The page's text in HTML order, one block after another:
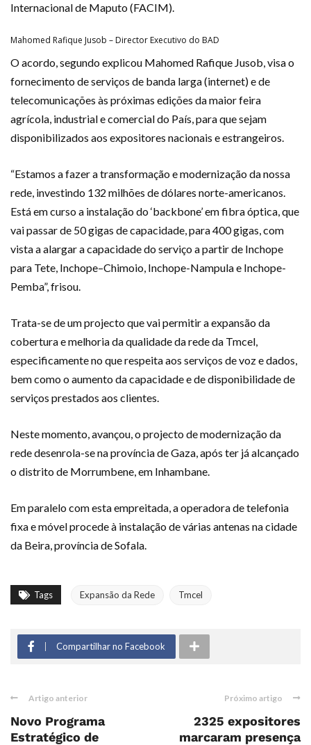
Internacional de Maputo (FACIM).
Mahomed Rafique Jusob – Director Executivo do BAD
O acordo, segundo explicou Mahomed Rafique Jusob, visa o
fornecimento de serviços de banda larga (internet) e de
telecomunicações às próximas edições da maior feira
agrícola, industrial e comercial do País, para que sejam
disponibilizados aos expositores nacionais e estrangeiros.
“Estamos a fazer a transformação e modernização da nossa
rede, investindo 132 milhões de dólares norte-americanos.
Está em curso a instalação do ‘backbone’ em fibra óptica, que
vai passar de 50 gigas de capacidade, para 400 gigas, com
vista a alargar a capacidade do serviço a partir de Inchope
para Tete, Inchope–Chimoio, Inchope-Nampula e Inchope-
Pemba”, frisou.
Trata-se de um projecto que vai permitir a expansão da
cobertura e melhoria da qualidade da rede da Tmcel,
especificamente no que respeita aos serviços de voz e dados,
bem como o aumento da capacidade e de disponibilidade de
serviços prestados aos clientes.
Neste momento, avançou, o projecto de modernização da
rede desenrola-se na província de Gaza, após ter já alcançado
o distrito de Morrumbene, em Inhambane.
Em paralelo com esta empreitada, a operadora de telefonia
fixa e móvel procede à instalação de várias antenas na cidade
da Beira, província de Sofala.
Tags Expansão da Rede Tmcel
Compartilhar no Facebook
Artigo anterior
Novo Programa
Estratégico de
Próximo artigo
2325 expositores
marcaram presença